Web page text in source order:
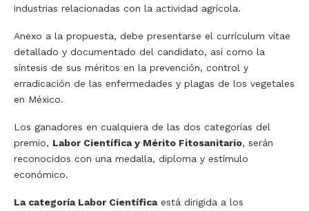
industrias relacionadas con la actividad agrícola.
Anexo a la propuesta, debe presentarse el currículum vítae
detallado y documentado del candidato, así como la
síntesis de sus méritos en la prevención, control y
erradicación de las enfermedades y plagas de los vegetales
en México.
Los ganadores en cualquiera de las dos categorías del
premio, Labor Científica y Mérito Fitosanitario, serán
reconocidos con una medalla, diploma y estímulo
económico.
La categoría Labor Científicaestá dirigida a los